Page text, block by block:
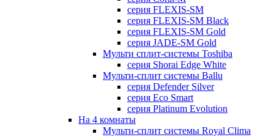
серия FLEXIS-SM
серия FLEXIS-SM Black
серия FLEXIS-SM Gold
серия JADE-SM Gold
Мульти сплит-системы Toshiba
серия Shorai Edge White
Мульти-сплит системы Ballu
серия Defender Silver
серия Eco Smart
серия Platinum Evolution
На 4 комнаты
Мульти-сплит системы Royal Clima